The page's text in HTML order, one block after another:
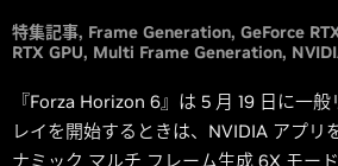
特集記事 Frame Generation GeForce
RTX GPU Multi Frame Generation
『Forza Horizon 6』は 5 月 19 日に一
レイを開始するときは、NVIDIA アプリ
ナミック マルチ フレーム生成 6X モー